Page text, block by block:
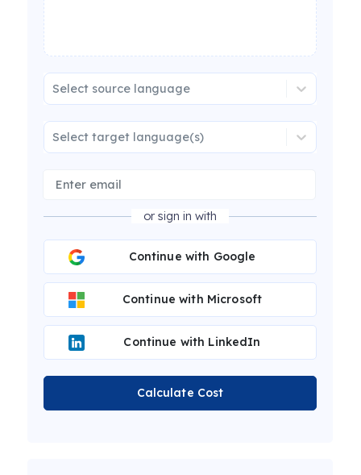
Select source language
Select target language(s)
or sign in with
Continue with Google
Continue with Microsoft
Continue with LinkedIn
Calculate Cost